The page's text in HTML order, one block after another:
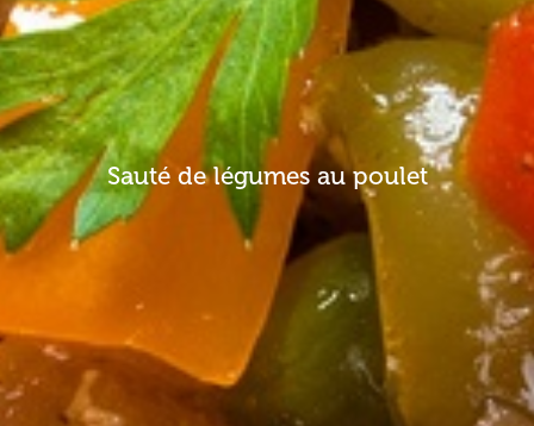
Sauté de légumes au poulet